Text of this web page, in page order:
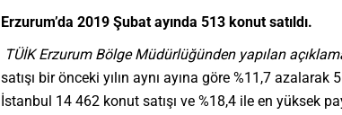
Erzurum’da 2019 Şubat ayında 513 konut satıldı.
TÜİK Erzurum Bölge Müdürlüğünden yapılan
satışı bir önceki yılın aynı ayına göre %11,7 azalarak
İstanbul 14 462 konut satışı ve %18,4 ile en yüksek